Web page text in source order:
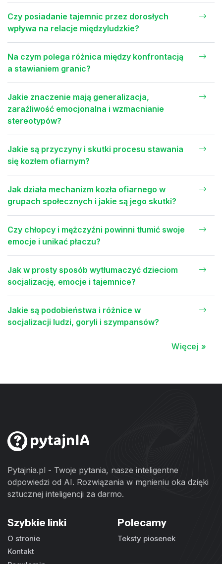
Czy posiadanie tajemnic przez dorosłych
wpływa na relacje międzyludzkie?
Na czym polega różnica między konfrontacją
a stawianiem granic?
Jakie znaczenie mają generalizacja,
zaraźliwość emocjonalna i wzmacnianie
stereotypów?
Jakie są przyczyny i skutki procesu stawania
się kozłem ofiarnym?
Jak działa mechanizm kozła ofiarnego w
grupach społecznych i jakie są jego skutki?
Czy chłopcy i mężczyźni powinni tłumić swoje
emocje i unikać płaczu?
Jak w prosty sposób wytłumaczyć dzieciom
socjalizację, emocje i tajemnice?
Jakie są podobieństwa i różnice w
socjalizacji ludzi, goryli i szympansów?
Więcej »
Pytajnia.pl - Twoje pytania, nasze inteligentne
odpowiedzi od AI. Rozwiązania w mgnieniu oka dzięki
sztucznej inteligencji za darmo.
Szybkie linki
O stronie
Kontakt
Polecamy
Teksty piosenek